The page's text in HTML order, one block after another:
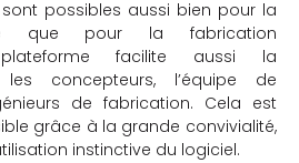
possibles aussi bien pour la
que pour la fabrication
facilite aussi la
concepteurs, l’équipe de
de fabrication. Cela est
grâce à la grande convivialité,
instinctive du logiciel.